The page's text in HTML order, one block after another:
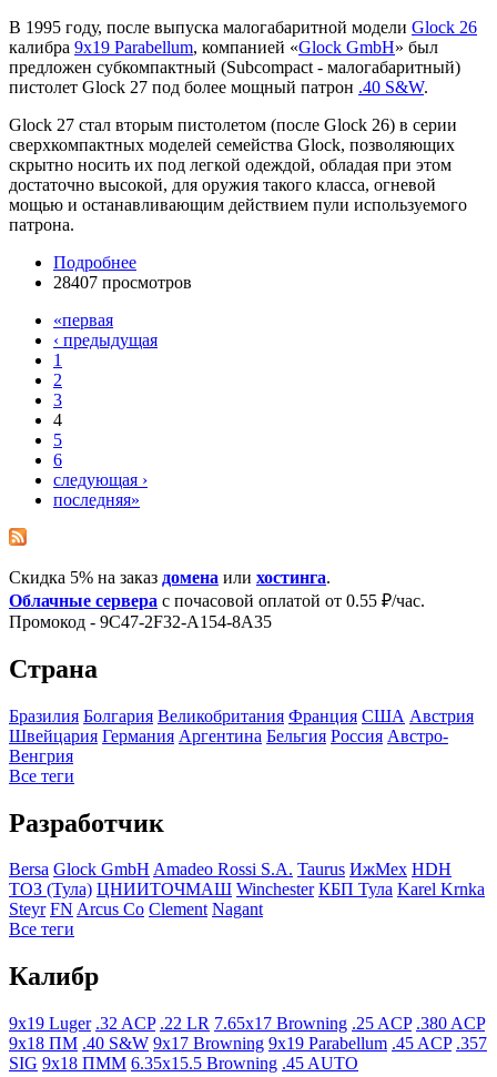
В 1995 году, после выпуска малогабаритной модели Glock 26
калибра 9x19 Parabellum, компанией «Glock GmbH» был
предложен субкомпактный (Subcompact - малогабаритный)
пистолет Glock 27 под более мощный патрон .40 S&W.
Glock 27 стал вторым пистолетом (после Glock 26) в серии
сверхкомпактных моделей семейства Glock, позволяющих
скрытно носить их под легкой одеждой, обладая при этом
достаточно высокой, для оружия такого класса, огневой
мощью и останавливающим действием пули используемого
патрона.
Подробнее
28407 просмотров
«первая
‹ предыдущая
1
2
3
4
5
6
следующая ›
последняя»
Скидка 5% на заказ домена или хостинга.
Облачные сервера с почасовой оплатой от 0.55 ₽/час.
Промокод - 9C47-2F32-A154-8A35
Страна
Бразилия Болгария Великобритания Франция США Австрия
Швейцария Германия Аргентина Бельгия Росcия Австро-
Венгрия
Все теги
Разработчик
Bersa Glock GmbH Amadeo Rossi S.A. Taurus ИжМех HDH
ТОЗ (Тула) ЦНИИТОЧМАШ Winchester КБП Тула Karel Krnka
Steyr FN Arcus Co Clement Nagant
Все теги
Калибр
9x19 Luger .32 ACP .22 LR 7.65x17 Browning .25 ACP .380 ACP
9x18 ПМ .40 S&W 9x17 Browning 9x19 Parabellum .45 ACP .357
SIG 9x18 ПММ 6.35x15.5 Browning .45 AUTO